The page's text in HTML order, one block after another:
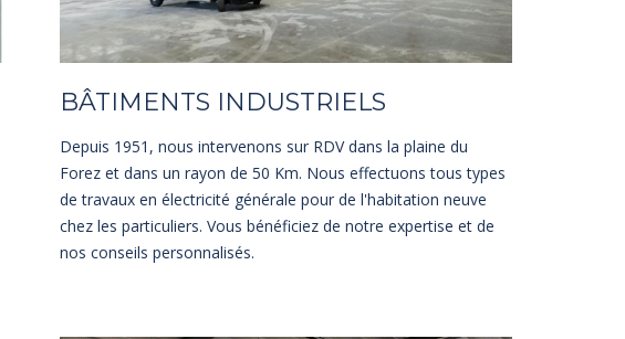
BÂTIMENTS INDUSTRIELS
Depuis 1951, nous intervenons sur RDV dans la plaine du
Forez et dans un rayon de 50 Km. Nous effectuons tous types
de travaux en électricité générale pour de l'habitation neuve
chez les particuliers. Vous bénéficiez de notre expertise et de
nos conseils personnalisés.